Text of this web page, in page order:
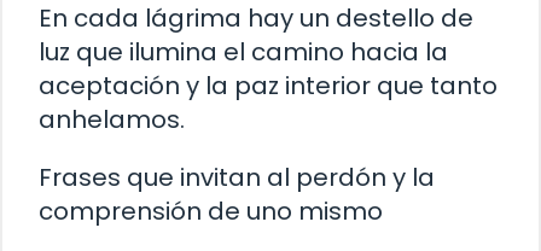
En cada lágrima hay un destello de
luz que ilumina el camino hacia la
aceptación y la paz interior que tanto
anhelamos.
Frases que invitan al perdón y la
comprensión de uno mismo